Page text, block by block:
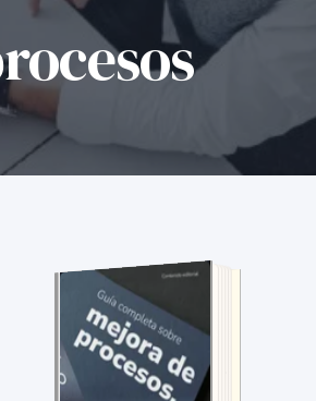
Accede al documento
completando el formulario.